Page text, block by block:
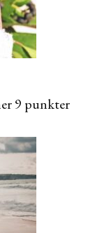
9 punkter